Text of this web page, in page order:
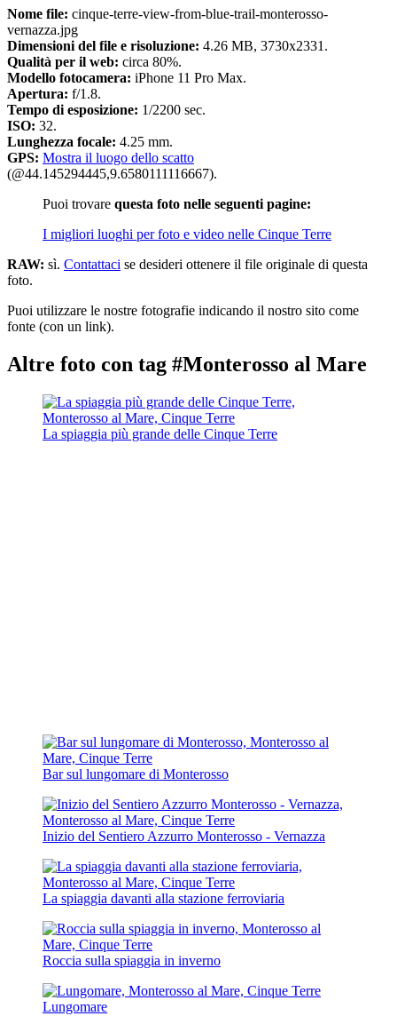
Nome file: cinque-terre-view-from-blue-trail-monterosso-
vernazza.jpg
Dimensioni del file e risoluzione: 4.26 MB, 3730x2331.
Qualità per il web: circa 80%.
Modello fotocamera: iPhone 11 Pro Max.
Apertura: f/1.8.
Tempo di esposizione: 1/2200 sec.
ISO: 32.
Lunghezza focale: 4.25 mm.
GPS: Mostra il luogo dello scatto
(@44.145294445,9.6580111116667).
Puoi trovare questa foto nelle seguenti pagine:
I migliori luoghi per foto e video nelle Cinque Terre
RAW: sì. Contattaci se desideri ottenere il file originale di questa
foto.
Puoi utilizzare le nostre fotografie indicando il nostro sito come
fonte (con un link).
Altre foto con tag #Monterosso al Mare
La spiaggia più grande delle Cinque Terre
Bar sul lungomare di Monterosso
Inizio del Sentiero Azzurro Monterosso - Vernazza
La spiaggia davanti alla stazione ferroviaria
Roccia sulla spiaggia in inverno
Lungomare